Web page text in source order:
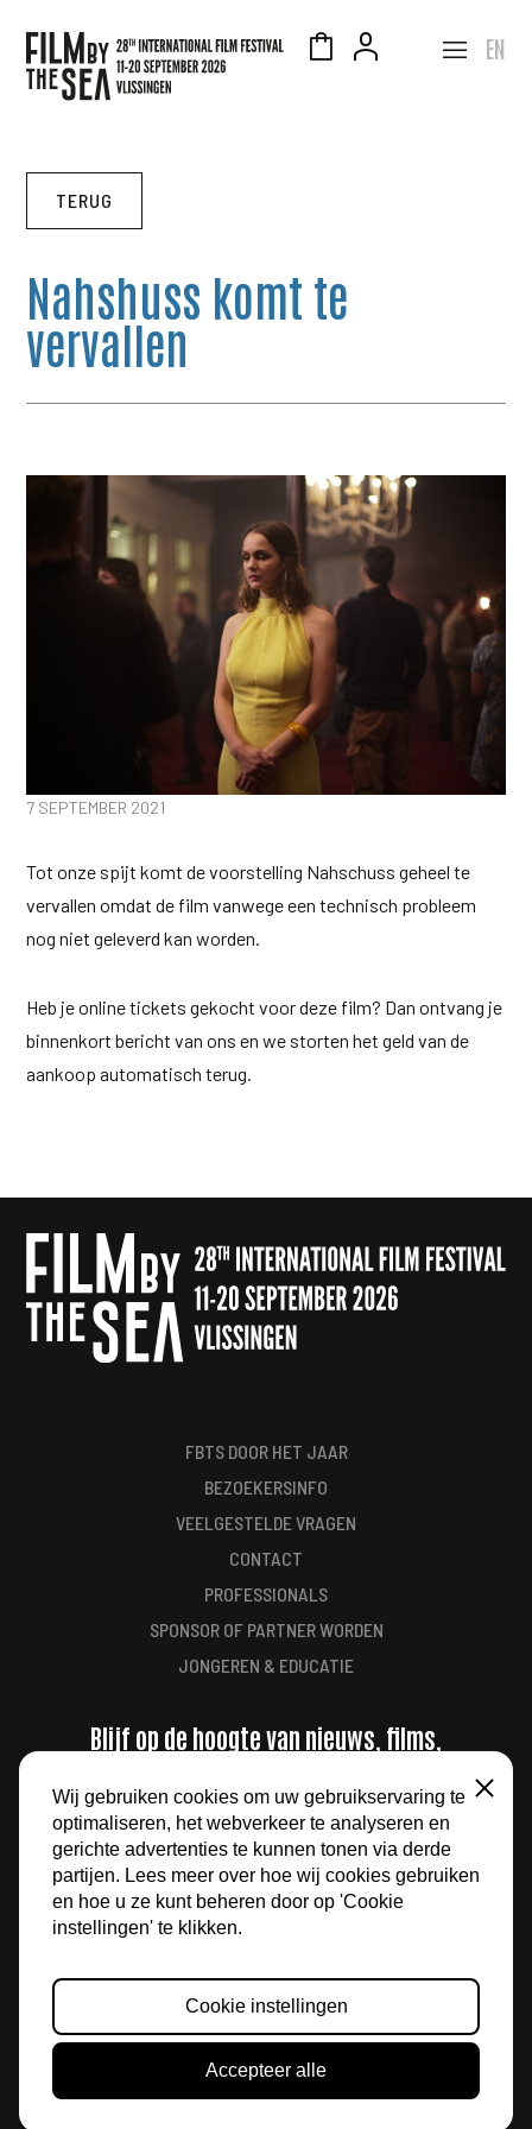
EN
TERUG
Nahshuss komt te
vervallen
7 SEPTEMBER 2021
Tot onze spijt komt de voorstelling Nahschuss geheel te
vervallen omdat de film vanwege een technisch probleem
nog niet geleverd kan worden.
Heb je online tickets gekocht voor deze film? Dan ontvang je
binnenkort bericht van ons en we storten het geld van de
aankoop automatisch terug.
FBTS DOOR HET JAAR
BEZOEKERSINFO
VEELGESTELDE VRAGEN
CONTACT
PROFESSIONALS
SPONSOR OF PARTNER WORDEN
JONGEREN & EDUCATIE
Blijf op de hoogte van nieuws, films,
AANMELDEN
ALGEMENE VOORWAARDEN
Wij gebruiken cookies om uw gebruikservaring te
optimaliseren, het webverkeer te analyseren en
gerichte advertenties te kunnen tonen via derde
partijen. Lees meer over hoe wij cookies gebruiken
en hoe u ze kunt beheren door op 'Cookie
instellingen' te klikken.
Sluiten
Cookie instellingen
Accepteer alle